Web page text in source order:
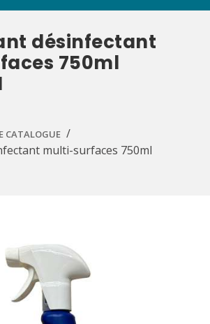
désinfectant
750ml
CATALOGUE
multi-surfaces 750ml